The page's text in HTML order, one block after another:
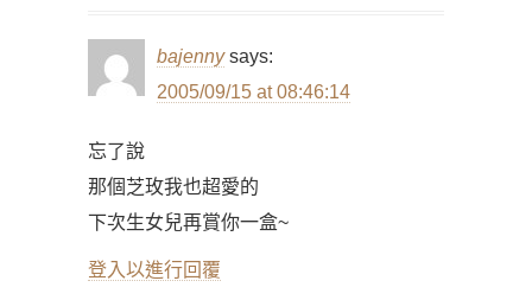
bajenny says:
2005/09/15 at 08:46:14
忘了說
那個芝玫我也超愛的
下次生女兒再賞你一盒~
登入以進行回覆